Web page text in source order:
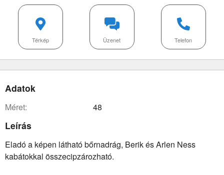
Telefon
Üzenet
Térkép
Adatok
méret: 48
Leírás
Eladó a képen látható bőrnadrág, Berik és Arlen Ness
kabátokkal összecipzározható.